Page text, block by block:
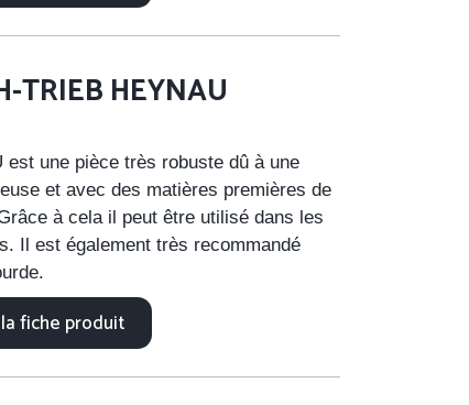
TRIEB HEYNAU
est une pièce très robuste dû à une
et avec des matières premières de
à cela il peut être utilisé dans les
Il est également très recommandé
fiche produit